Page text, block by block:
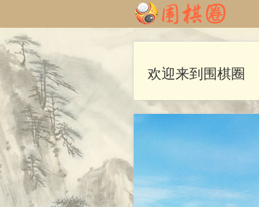
欢迎来到围棋圈